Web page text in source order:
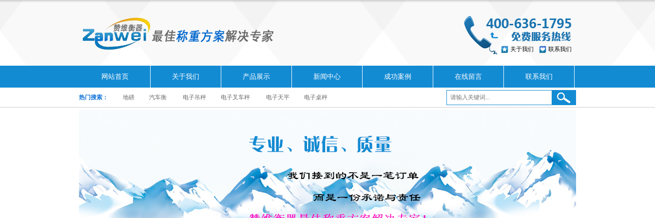
关于我们 联系我们
网站首页 关于我们 产品展示 新闻中心 成功案例 在线留言 联系我们
热门搜索： 地磅 汽车衡 电子吊秤 电子叉车秤 电子天平 电子桌秤